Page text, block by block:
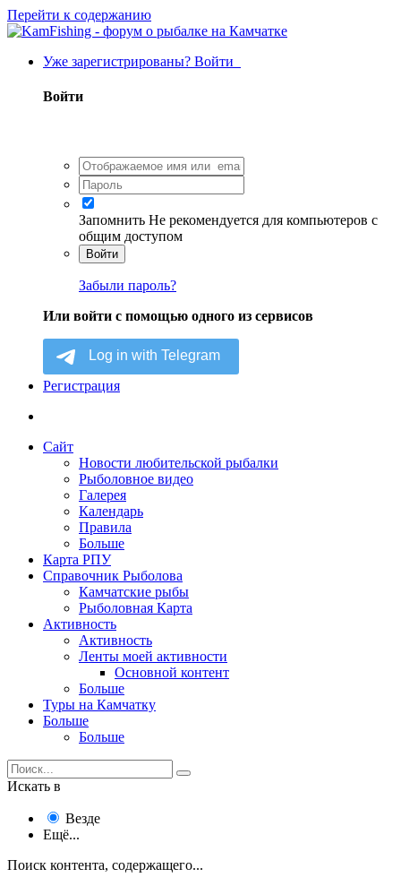
Перейти к содержанию
Уже зарегистрированы? Войти
Войти
Запомнить Не рекомендуется для компьютеров с
общим доступом
Войти
Забыли пароль?
Или войти с помощью одного из сервисов
Регистрация
Сайт
Новости любительской рыбалки
Рыболовное видео
Галерея
Календарь
Правила
Больше
Карта РПУ
Справочник Рыболова
Камчатские рыбы
Рыболовная Карта
Активность
Активность
Ленты моей активности
Основной контент
Больше
Туры на Камчатку
Больше
Больше
Искать в
Везде
Ещё...
Поиск контента, содержащего...